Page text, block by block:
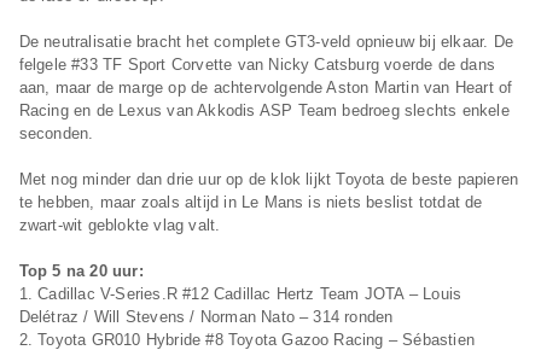
De neutralisatie bracht het complete GT3-veld opnieuw bij elkaar. De
felgele #33 TF Sport Corvette van Nicky Catsburg voerde de dans
aan, maar de marge op de achtervolgende Aston Martin van Heart of
Racing en de Lexus van Akkodis ASP Team bedroeg slechts enkele
seconden.
Met nog minder dan drie uur op de klok lijkt Toyota de beste papieren
te hebben, maar zoals altijd in Le Mans is niets beslist totdat de
zwart-wit geblokte vlag valt.
Top 5 na 20 uur:
1. Cadillac V-Series.R #12 Cadillac Hertz Team JOTA – Louis
Delétraz / Will Stevens / Norman Nato – 314 ronden
2. Toyota GR010 Hybride #8 Toyota Gazoo Racing – Sébastien